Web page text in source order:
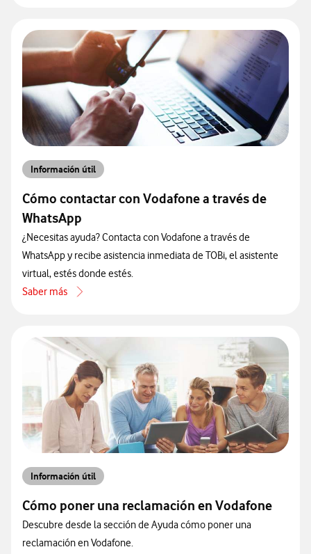
Información útil
Cómo contactar con Vodafone a través de
WhatsApp
¿Necesitas ayuda? Contacta con Vodafone a través de
WhatsApp y recibe asistencia inmediata de TOBi, el asistente
virtual, estés donde estés.
Saber más
acerca de Cómo contactar con Vodafone a través de WhatsApp
Información útil
Cómo poner una reclamación en Vodafone
Descubre desde la sección de Ayuda cómo poner una
reclamación en Vodafone.